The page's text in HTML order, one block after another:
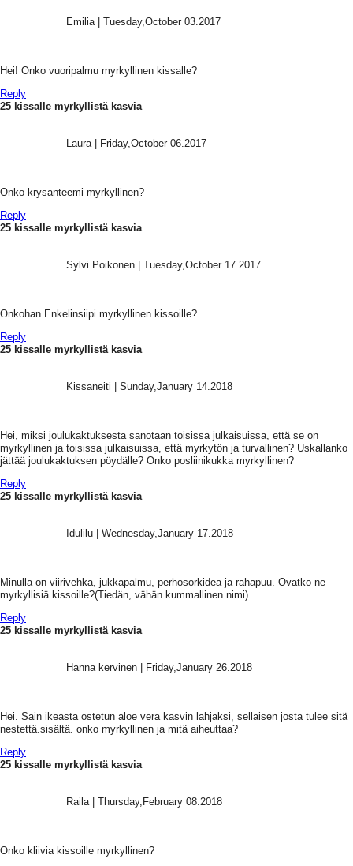
Emilia| Tuesday,October 03.2017
Hei! Onko vuoripalmu myrkyllinen kissalle?
Reply
25 kissalle myrkyllistä kasvia
Laura| Friday,October 06.2017
Onko krysanteemi myrkyllinen?
Reply
25 kissalle myrkyllistä kasvia
Sylvi Poikonen Tuesday,October 17.2017
Onkohan Enkelinsiipi myrkyllinen kissoille?
Reply
25 kissalle myrkyllistä kasvia
Kissaneiti Sunday,January 14.2018
Hei, miksi joulukaktuksesta sanotaan toisissa julkaisuissa, että se on
myrkyllinen ja toisissa julkaisuissa, että myrkytön ja turvallinen? Uskallanko
jättää joulukaktuksen pöydälle? Onko posliinikukka myrkyllinen?
Reply
25 kissalle myrkyllistä kasvia
Idulilu Wednesday,January 17.2018
Minulla on viirivehka, jukkapalmu, perhosorkidea ja rahapuu. Ovatko ne
myrkyllisiä kissoille?(Tiedän, vähän kummallinen nimi)
Reply
25 kissalle myrkyllistä kasvia
Hanna kervinen Friday,January 26.2018
Hei. Sain ikeasta ostetun aloe vera kasvin lahjaksi, sellaisen josta tulee sitä
nestettä.sisältä. onko myrkyllinen ja mitä aiheuttaa?
Reply
25 kissalle myrkyllistä kasvia
Raila| Thursday,February 08.2018
Onko kliivia kissoille myrkyllinen?